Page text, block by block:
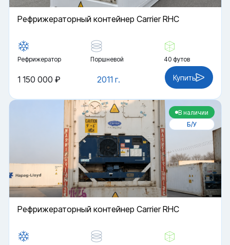
Рефрижераторный контейнер Carrier RHC
Рефрижератор Поршневой 40 футов
2011 г.
1 150 000 ₽ Купить
В наличии
Б/У
Рефрижераторный контейнер Carrier RHC